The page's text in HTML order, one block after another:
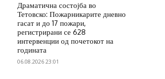
Драматична состојба во
Тетовско: Пожарникарите дневно
гасат и до 17 пожари,
регистрирани се 628
интервенции од почетокот на
годината
06.08.2026 23:01